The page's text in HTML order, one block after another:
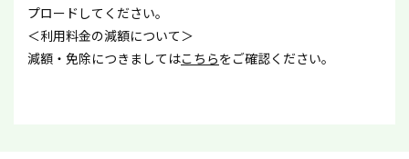
プロードしてください。
＜利用料金の減額について＞
減額・免除につきましてはこちらをご確認ください。